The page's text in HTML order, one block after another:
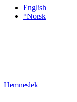
English
*Norsk
Hemneslekt